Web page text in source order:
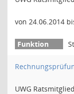
von 24.06.2014
UWG Ratsmitglied